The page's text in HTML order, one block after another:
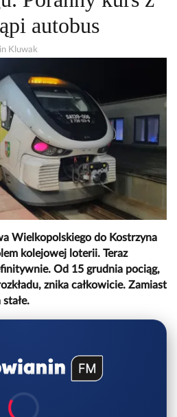
autobus
Kluwak
Wielkopolskiego do Kostrzyna
kolejowej loterii. Teraz
Od 15 grudnia pociąg,
znika całkowicie. Zamiast